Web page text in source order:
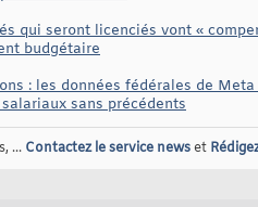
qui seront licenciés vont «
budgétaire
: les données fédérales de
sans précédents
... Contactez le service newset